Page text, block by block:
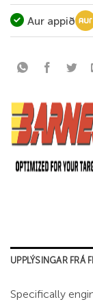
Aur appið
UPPLÝSINGAR FRÁ
Specifically